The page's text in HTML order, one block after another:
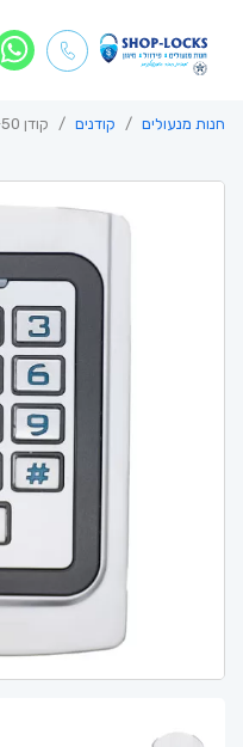
חנות מנעולים קודנים קודן M-50 לדלת מוגן מים